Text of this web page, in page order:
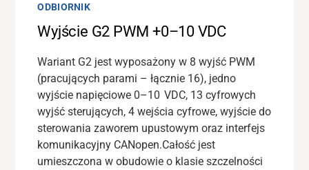
ODBIORNIK
Wyjście G2 PWM +0–10 VDC
Wariant G2 jest wyposażony w 8 wyjść PWM
(pracujących parami – łącznie 16), jedno
wyjście napięciowe 0–10 VDC, 13 cyfrowych
wyjść sterujących, 4 wejścia cyfrowe, wyjście do
sterowania zaworem upustowym oraz interfejs
komunikacyjny CANopen.Całość jest
umieszczona w obudowie o klasie szczelności
ODBIORNIK
G2 PWM +2 przekaźniki
Dwaprzekaźniki bezpieczeństwa spełniające
wymagania standardu PL d można
bezproblemowo zintegrować z istniejącymi
obwodami, wraz z dedykowanym wyjściem
zaworu upustowego (DV). Oferuje również 8
wyjść PWM, 14 wyjść cyfrowych, 4 wejścia